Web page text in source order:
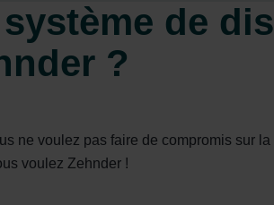
de
?
ne voulez pas faire de compromis sur
voulez Zehnder !